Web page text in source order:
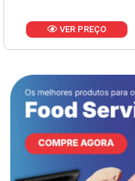
VER PREÇO